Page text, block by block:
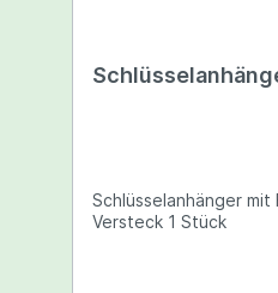
Schlüsselanhänger mit
Versteck 1 Stück